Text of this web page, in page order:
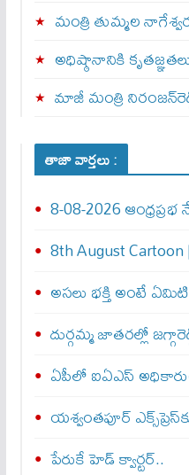
మంత్రి తుమ్మల
అధిష్ఠానానికి
మాజీ మంత్రి
తాజా వార్తలు :
8-08-2026
8th August
అసలు భక్తి అంటే
దుర్గమ్మ జాతరల్లో
ఏపీలో ఐఏఎస్
యశ్వంతపూర్
పేరుకే హెడ్ క్వార్టర్..